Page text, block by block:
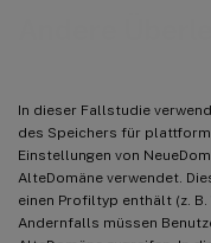
In dieser Fallstudie
des Speichers für
Einstellungen von
AlteDomäne verwendet.
einen Profiltyp enthält (z.
Andernfalls müssen